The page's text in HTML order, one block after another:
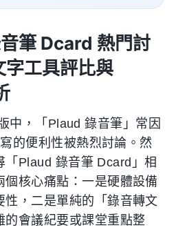
筆 Dcard 熱門討
工具評比與
中，「Plaud 錄音筆」常因
的便利性被熱烈討論。然
「Plaud 錄音筆 Dcard」相
個核心痛點：一是硬體設備
性，二是單純的「錄音轉文
的會議紀要或課堂重點整